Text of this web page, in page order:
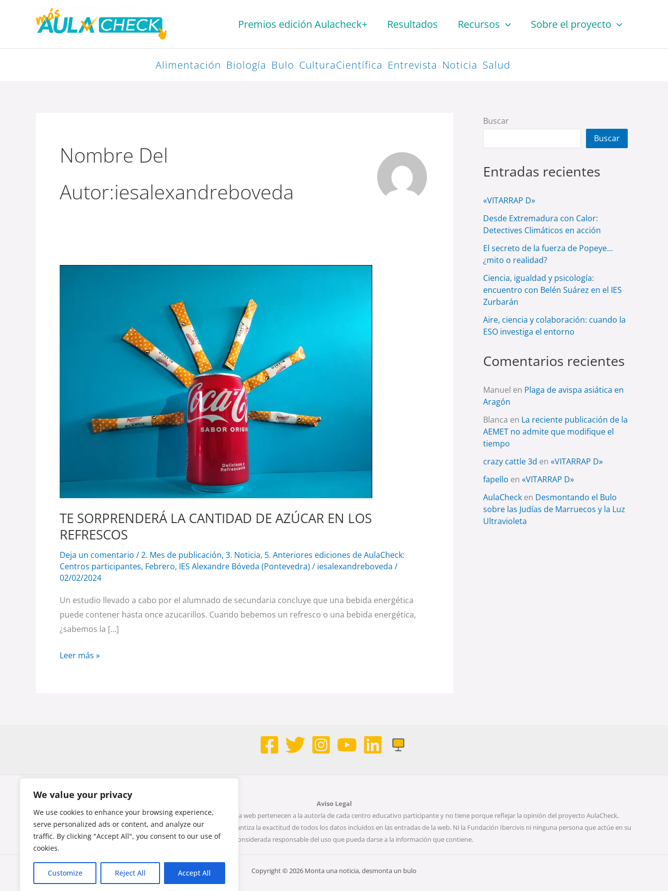
We value your privacy
We use cookies to enhance your browsing experience,
serve personalized ads or content, and analyze our
traffic. By clicking "Accept All", you consent to our use of
cookies.
Customize Reject All Accept All
contenido
Premios edición Aulacheck+ Resultados Recursos Sobre el proyecto
Alimentación Biología Bulo CulturaCientífica Entrevista Noticia Salud
Nombre Del
Autor:iesalexandreboveda
TE SORPRENDERÁ LA CANTIDAD DE AZÚCAR EN LOS
REFRESCOS
Deja un comentario /2. Mes de publicación, 3. Noticia, 5. Anteriores ediciones de AulaCheck:
Centros participantes, Febrero, IES Alexandre Bóveda (Pontevedra) / iesalexandreboveda /
02/02/2024
Un estudio llevado a cabo por el alumnado de secundaria concluye que una bebida energética
puede contener hasta once azucarillos. Cuando bebemos un refresco o una bebida energética,
¿sabemos la […]
Leer más »
Buscar
Buscar
Entradas recientes
«VITARRAP D»
Desde Extremadura con Calor:
Detectives Climáticos en acción
El secreto de la fuerza de Popeye…
¿mito o realidad?
Ciencia, igualdad y psicología:
encuentro con Belén Suárez en el IES
Zurbarán
Aire, ciencia y colaboración: cuando la
ESO investiga el entorno
Comentarios recientes
Manuel en Plaga de avispa asiática en
Aragón
Blanca en La reciente publicación de la
AEMET no admite que modifique el
tiempo
crazy cattle 3d en «VITARRAP D»
fapello en «VITARRAP D»
AulaCheck en Desmontando el Bulo
sobre las Judías de Marruecos y la Luz
Ultravioleta
Aviso Legal
El contenido publicado y las opiniones expresadas en esta página web pertenecen a la autoría de cada centro educativo participante y no tiene porque reflejar la opinión del proyecto AulaCheck,
organizado por la Fundación Ibercivis. La Fundación Ibercivis no garantiza la exactitud de todos los datos incluidos en las entradas de la web. Ni la Fundación Ibercivis ni ninguna persona que actúe en su
nombre será considerada responsable del uso que pueda darse a la información que contiene.
Copyright © 2026 Monta una noticia, desmonta un bulo